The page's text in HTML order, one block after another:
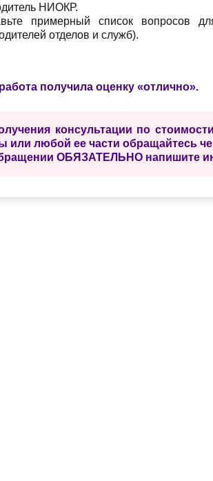
НИОКР.
примерный список вопросов
отделов и служб).
получила оценку «отлично».
консультации по
или любой ее части обращайтесь
ОБЯЗАТЕЛЬНО напишите